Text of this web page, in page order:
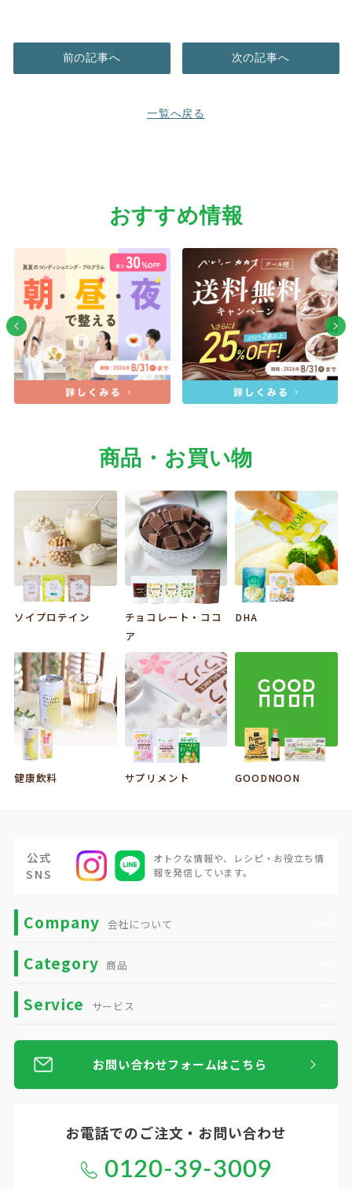
前の記事へ
一覧へ戻る
次の記事へ
おすすめ情報
商品・お買い物
ソイプロテイン
チョコレート・ココ
ア
DHA
健康飲料 サプリメント GOODNOON
公式
SNS
オトクな情報や、
レシピ・お役立ち情
報を発信しています。
Company 会社について
Category 商品
Service サービス
お問い合わせフォームはこちら
お電話でのご注文・お問い合わせ
0120-39-3009